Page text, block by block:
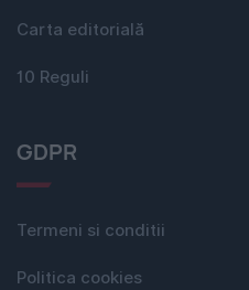
Carta editorială
10 Reguli
GDPR
Termeni si conditii
Politica cookies